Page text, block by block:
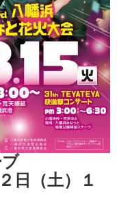
日（土）１